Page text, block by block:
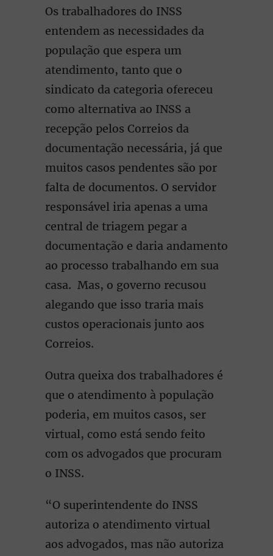
Os trabalhadores do INSS
entendem as necessidades da
população que espera um
atendimento, tanto que o
sindicato da categoria ofereceu
como alternativa ao INSS a
recepção pelos Correios da
documentação necessária, já que
muitos casos pendentes são por
falta de documentos. O servidor
responsável iria apenas a uma
central de triagem pegar a
documentação e daria andamento
ao processo trabalhando em sua
casa. Mas, o governo recusou
alegando que isso traria mais
custos operacionais junto aos
Correios.
Outra queixa dos trabalhadores é
que o atendimento à população
poderia, em muitos casos, ser
virtual, como está sendo feito
com os advogados que procuram
o INSS.
“O superintendente do INSS
autoriza o atendimento virtual
aos advogados, mas não autoriza